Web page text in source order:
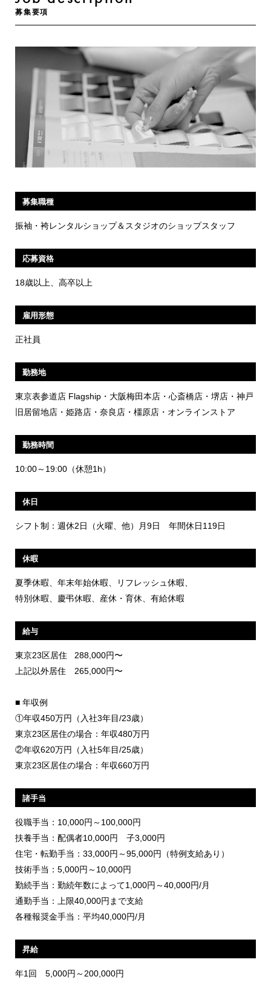
募集要項
募集職種
振袖・袴レンタルショップ＆スタジオのショップスタッフ
応募資格
18歳以上、高卒以上
雇用形態
正社員
勤務地
東京表参道店 Flagship・大阪梅田本店・心斎橋店・堺店・神戸
旧居留地店・姫路店・奈良店・橿原店・オンラインストア
勤務時間
10:00～19:00（休憩1h）
休日
シフト制：週休2日（火曜、他）月9日 年間休日119日
休暇
夏季休暇、年末年始休暇、リフレッシュ休暇、
特別休暇、慶弔休暇、産休・育休、有給休暇
給与
東京23区居住
288,000円〜
上記以外居住
265,000円〜
■ 年収例
①年収450万円（入社3年目/23歳）
東京23区居住の場合：年収480万円
②年収620万円（入社5年目/25歳）
東京23区居住の場合：年収660万円
諸手当
役職手当：10,000円～100,000円
扶養手当：配偶者10,000円 子3,000円
住宅・転勤手当：33,000円～95,000円（特例支給あり）
技術手当：5,000円～10,000円
勤続手当：勤続年数によって1,000円～40,000円/月
通勤手当：上限40,000円まで支給
各種報奨金手当：平均40,000円/月
昇給
年1回 5,000円～200,000円